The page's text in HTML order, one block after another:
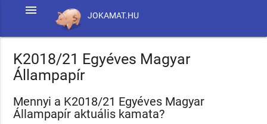
JOKAMAT.HU
menu
K2018/21 Egyéves Magyar
Állampapír
Mennyi a K2018/21 Egyéves Magyar
Állampapír aktuális kamata?